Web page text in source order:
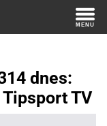
dnes:
TV